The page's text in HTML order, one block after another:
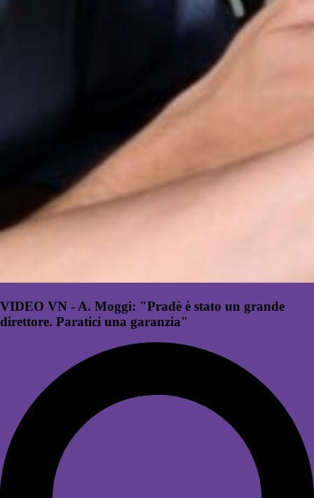
VIDEO VN - A. Moggi: "Pradè è stato un grande
direttore. Paratici una garanzia"